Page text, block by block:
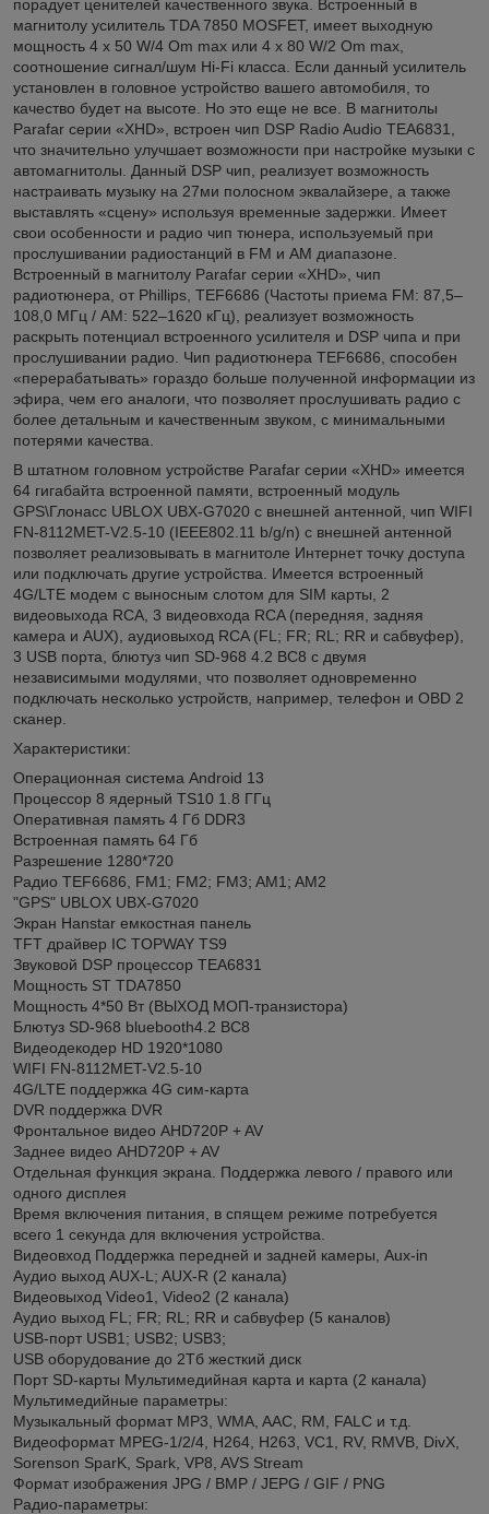
порадует ценителей качественного звука. Встроенный в
магнитолу усилитель TDA 7850 MOSFET, имеет выходную
мощность 4 x 50 W/4 Om max или 4 x 80 W/2 Om max,
соотношение сигнал/шум Hi-Fi класса. Если данный усилитель
установлен в головное устройство вашего автомобиля, то
качество будет на высоте. Но это еще не все. В магнитолы
Parafar серии «XHD», встроен чип DSP Radio Audio TEA6831,
что значительно улучшает возможности при настройке музыки с
автомагнитолы. Данный DSP чип, реализует возможность
настраивать музыку на 27ми полосном эквалайзере, а также
выставлять «сцену» используя временные задержки. Имеет
свои особенности и радио чип тюнера, используемый при
прослушивании радиостанций в FM и AM диапазоне.
Встроенный в магнитолу Parafar серии «XHD», чип
радиотюнера, от Phillips, TEF6686 (Частоты приема FM: 87,5–
108,0 МГц / AM: 522–1620 кГц), реализует возможность
раскрыть потенциал встроенного усилителя и DSP чипа и при
прослушивании радио. Чип радиотюнера TEF6686, способен
«перерабатывать» гораздо больше полученной информации из
эфира, чем его аналоги, что позволяет прослушивать радио с
более детальным и качественным звуком, с минимальными
потерями качества.
В штатном головном устройстве Parafar серии «XHD» имеется
64 гигабайта встроенной памяти, встроенный модуль
GPS\Глонасс UBLOX UBX-G7020 с внешней антенной, чип WIFI
FN-8112MET-V2.5-10 (IEEE802.11 b/g/n) с внешней антенной
позволяет реализовывать в магнитоле Интернет точку доступа
или подключать другие устройства. Имеется встроенный
4G/LTE модем с выносным слотом для SIM карты, 2
видеовыхода RCA, 3 видеовхода RCA (передняя, задняя
камера и AUX), аудиовыход RCA (FL; FR; RL; RR и сабвуфер),
3 USB порта, блютуз чип SD-968 4.2 BC8 с двумя
независимыми модулями, что позволяет одновременно
подключать несколько устройств, например, телефон и OBD 2
сканер.
Характеристики:
Операционная система Android 13
Процессор 8 ядерный TS10 1.8 ГГц
Оперативная память 4 Гб DDR3
Встроенная память 64 Гб
Разрешение 1280*720
Радио TEF6686, FM1; FM2; FM3; AM1; AM2
"GPS" UBLOX UBX-G7020
Экран Hanstar емкостная панель
TFT драйвер IC TOPWAY TS9
Звуковой DSP процессор TEA6831
Мощность ST TDA7850
Мощность 4*50 Вт (ВЫХОД МОП-транзистора)
Блютуз SD-968 bluebooth4.2 BC8
Видеодекодер HD 1920*1080
WIFI FN-8112MET-V2.5-10
4G/LTE поддержка 4G сим-карта
DVR поддержка DVR
Фронтальное видео AHD720P + AV
Заднее видео AHD720P + AV
Отдельная функция экрана. Поддержка левого / правого или
одного дисплея
Время включения питания, в спящем режиме потребуется
всего 1 секунда для включения устройства.
Видеовход Поддержка передней и задней камеры, Aux-in
Аудио выход AUX-L; AUX-R (2 канала)
Видеовыход Video1, Video2 (2 канала)
Аудио выход FL; FR; RL; RR и сабвуфер (5 каналов)
USB-порт USB1; USB2; USB3;
USB оборудование до 2Тб жесткий диск
Порт SD-карты Мультимедийная карта и карта (2 канала)
Мультимедийные параметры:
Музыкальный формат MP3, WMA, AAC, RM, FALC и т.д.
Видеоформат MPEG-1/2/4, H264, H263, VC1, RV, RMVB, DivX,
Sorenson SparK, Spark, VP8, AVS Stream
Формат изображения JPG / BMP / JEPG / GIF / PNG
Радио-параметры: